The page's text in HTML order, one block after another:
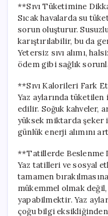
**Sıvı Tüketimine
Sıcak havalarda su
sorun oluşturur.
karıştırılabilir, bu da
Yetersiz sıvı alımı,
ödem gibi sağlık
**Sıvı Kalorileri Fark
Yaz aylarında
edilir. Soğuk kahveler,
yüksek miktarda şeker
günlük enerji alımını
**Tatillerde Beslenme
Yaz tatilleri ve sosyal
tamamen
mükemmel olmak
yapabilmektir. Yaz
çoğu bilgi eksikliğinden